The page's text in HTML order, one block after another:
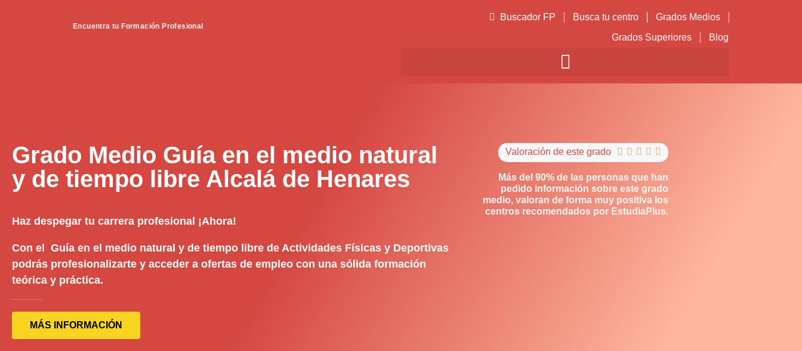
Encuentra tu Formación Profesional
Buscador FP Busca tu centro
Grados Medios
Grados Superiores
Blog
Grado Medio Guía en el medio natural
y de tiempo libre Alcalá de Henares
Haz despegar tu carrera profesional ¡Ahora!
Con el Guía en el medio natural y de tiempo libre de Actividades Físicas y Deportivas
podrás profesionalizarte y acceder a ofertas de empleo con una sólida formación
teórica y práctica.
MÁS INFORMACIÓN
Valoración de este grado     
Más del 90% de las personas que han
pedido información sobre este grado
medio, valoran de forma muy positiva los
centros recomendados por EstudiaPlus.